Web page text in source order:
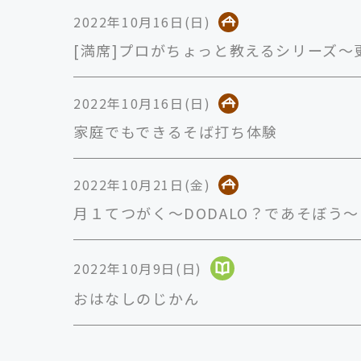
2022年10月16日(日)
[満席]プロがちょっと教えるシリーズ～
2022年10月16日(日)
家庭でもできるそば打ち体験
2022年10月21日(金)
月１てつがく〜DODALO？であそぼう〜
2022年10月9日(日)
おはなしのじかん